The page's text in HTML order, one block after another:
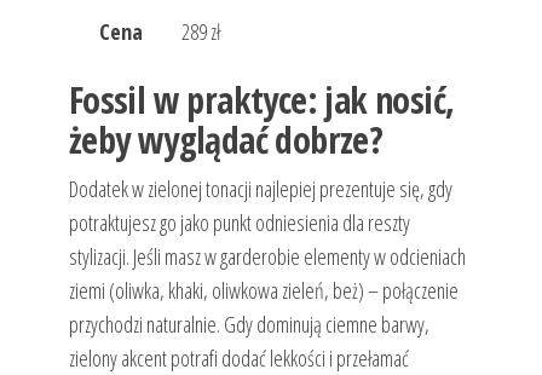
Cena
289 zł
Fossil w praktyce: jak nosić,
żeby wyglądać dobrze?
Dodatek w zielonej tonacji najlepiej prezentuje się, gdy
potraktujesz go jako punkt odniesienia dla reszty
stylizacji. Jeśli masz w garderobie elementy w odcieniach
ziemi (oliwka, khaki, oliwkowa zieleń, beż) – połączenie
przychodzi naturalnie. Gdy dominują ciemne barwy,
zielony akcent potrafi dodać lekkości i przełamać